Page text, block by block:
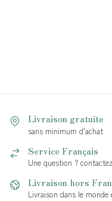
Livraison gratuite
sans minimum d'achat
Service Français
Une question ?
Livraison hors
Livraison dans le monde